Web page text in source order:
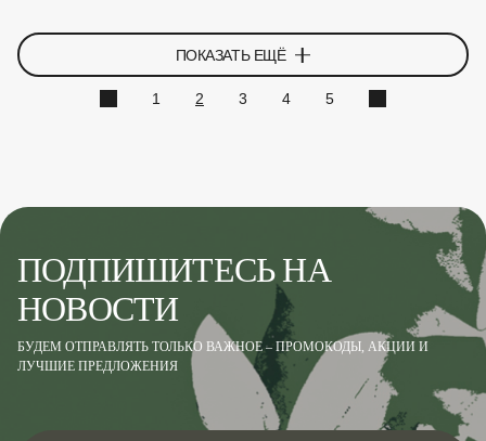
ПОКАЗАТЬ ЕЩЁ
1 2 3 4 5
ПОДПИШИТЕСЬ НА
НОВОСТИ
БУДЕМ ОТПРАВЛЯТЬ ТОЛЬКО ВАЖНОЕ – ПРОМОКОДЫ, АКЦИИ И
ЛУЧШИЕ ПРЕДЛОЖЕНИЯ